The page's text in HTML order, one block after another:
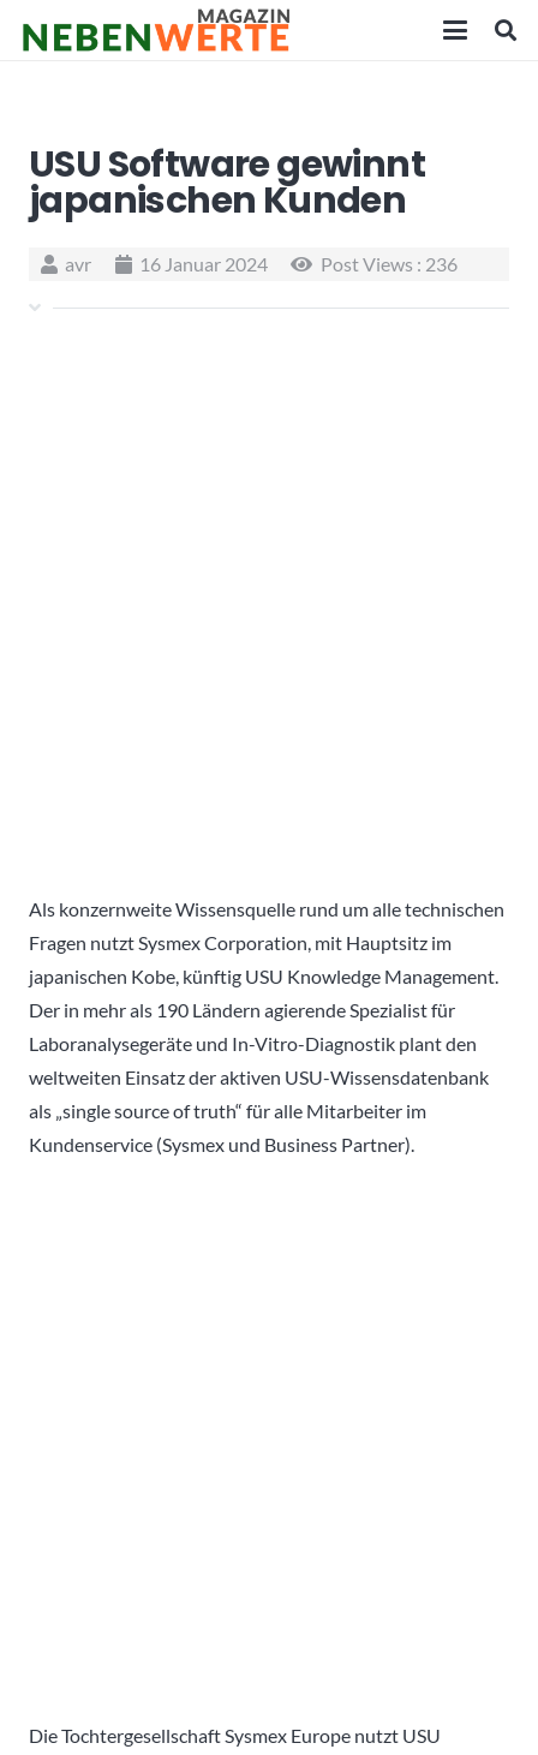
USU Software gewinnt
japanischen Kunden
avr 16 Januar 2024 Post Views : 236
Als konzernweite Wissensquelle rund um alle technischen
Fragen nutzt Sysmex Corporation, mit Hauptsitz im
japanischen Kobe, künftig USU Knowledge Management.
Der in mehr als 190 Ländern agierende Spezialist für
Laboranalysegeräte und In-Vitro-Diagnostik plant den
weltweiten Einsatz der aktiven USU-Wissensdatenbank
als „single source of truth“ für alle Mitarbeiter im
Kundenservice (Sysmex und Business Partner).
Die Tochtergesellschaft Sysmex Europe nutzt USU